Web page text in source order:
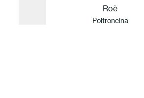
Roè
Poltroncina